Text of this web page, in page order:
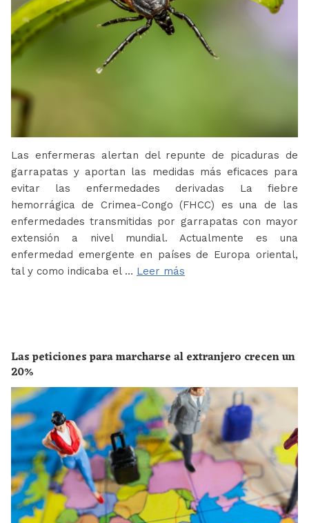
Las enfermeras alertan del repunte de picaduras de
garrapatas y aportan las medidas más eficaces para
evitar las enfermedades derivadas La fiebre
hemorrágica de Crimea-Congo (FHCC) es una de las
enfermedades transmitidas por garrapatas con mayor
extensión a nivel mundial. Actualmente es una
enfermedad emergente en países de Europa oriental,
tal y como indicaba el … Leer más
Las peticiones para marcharse al extranjero crecen un
20%